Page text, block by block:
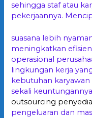
sehingga staf atau
pekerjaannya.
suasana lebih
meningkatkan
operasional
lingkungan kerja
kebutuhan
sekali
outsourcing penyedia
pengeluaran dan